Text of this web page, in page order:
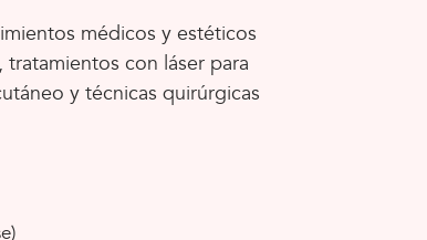
médicos y estéticos
con láser para
y técnicas quirúrgicas